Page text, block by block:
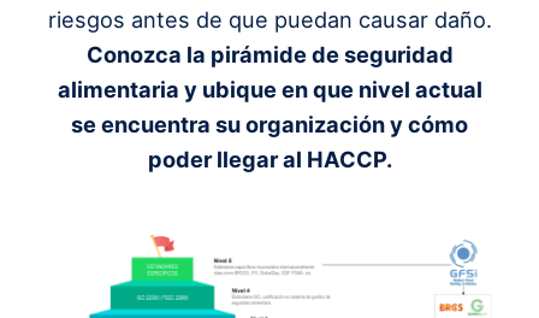
riesgos antes de que puedan causar daño.
Conozca la pirámide de seguridad
alimentaria y ubique en que nivel actual
se encuentra su organización y cómo
poder llegar al HACCP.